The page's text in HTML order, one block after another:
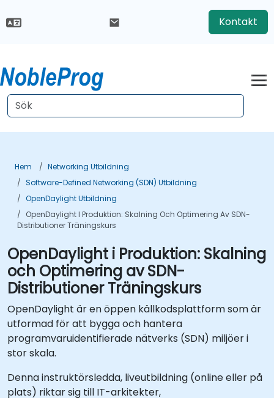
Kontakt
Hem
Networking Utbildning
Software-Defined Networking (SDN) Utbildning
OpenDaylight Utbildning
OpenDaylight I Produktion: Skalning Och Optimering Av SDN-
Distributioner Träningskurs
OpenDaylight i Produktion: Skalning
och Optimering av SDN-
Distributioner Träningskurs
OpenDaylight är en öppen källkodsplattform som är
utformad för att bygga och hantera
programvaruidentifierade nätverks (SDN) miljöer i
stor skala.
Denna instruktörsledda, liveutbildning (online eller på
plats) riktar sig till IT-arkitekter,